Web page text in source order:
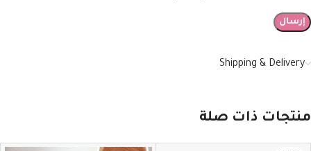
Shipping & Delivery
منتجات ذات صلة